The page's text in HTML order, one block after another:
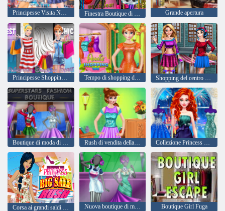
Principesse Visita New York Grande apertura
Principesse Shopping Space Tempo di shopping di Annie Shopping del centro commerciale delle ragazze
Boutique di moda di Super Stars Rush di vendita della principessa Collezione Princess Prom Dress
Nuova boutique di moda per ragazze Boutique Girl Fuga